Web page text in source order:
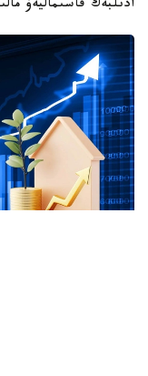
ادىلبەك قاسىماليەۆ